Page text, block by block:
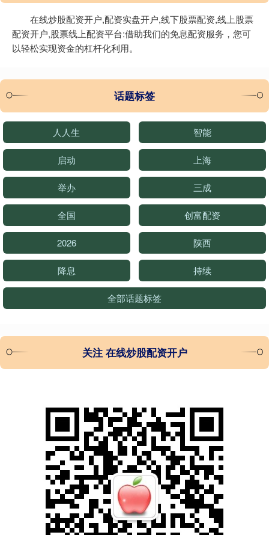
在线炒股配资开户,配资实盘开户,线下股票配资,线上股票
配资开户,股票线上配资平台:借助我们的免息配资服务，您可
以轻松实现资金的杠杆化利用。
话题标签
人人生 智能
启动 上海
举办 三成
全国 创富配资
2026 陕西
降息 持续
全部话题标签
关注 在线炒股配资开户